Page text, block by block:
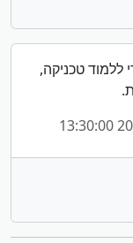
ללמוד טכניקה,